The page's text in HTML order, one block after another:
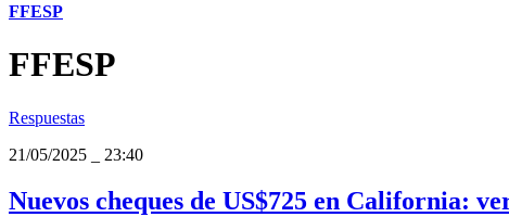
FFESP
FFESP
Respuestas
21/05/2025
23:40
Nuevos cheques de US$725 en California: